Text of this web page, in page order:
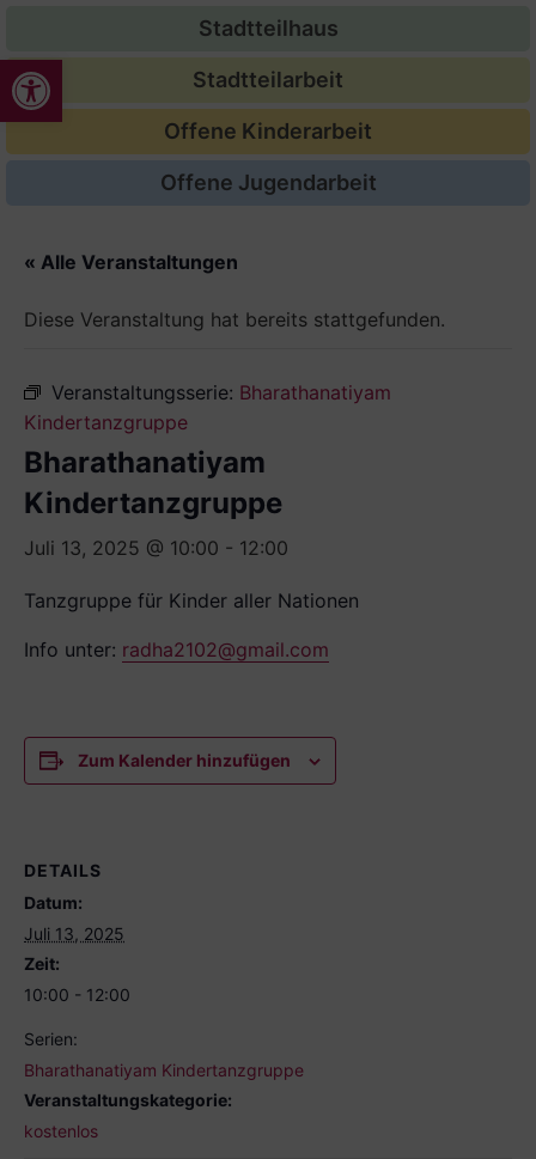
Werkzeugleiste öffnen
Stadtteilhaus
Stadtteilarbeit
Offene Kinderarbeit
Offene Jugendarbeit
« Alle Veranstaltungen
Diese Veranstaltung hat bereits stattgefunden.
Veranstaltungsserie: Bharathanatiyam
Kindertanzgruppe
Bharathanatiyam
Kindertanzgruppe
Juli 13, 2025 @ 10:00 - 12:00
Tanzgruppe für Kinder aller Nationen
Info unter: radha2102@gmail.com
Zum Kalender hinzufügen
DETAILS
Datum:
Juli 13, 2025
Zeit:
10:00 - 12:00
Serien:
Bharathanatiyam Kindertanzgruppe
Veranstaltungskategorie:
kostenlos